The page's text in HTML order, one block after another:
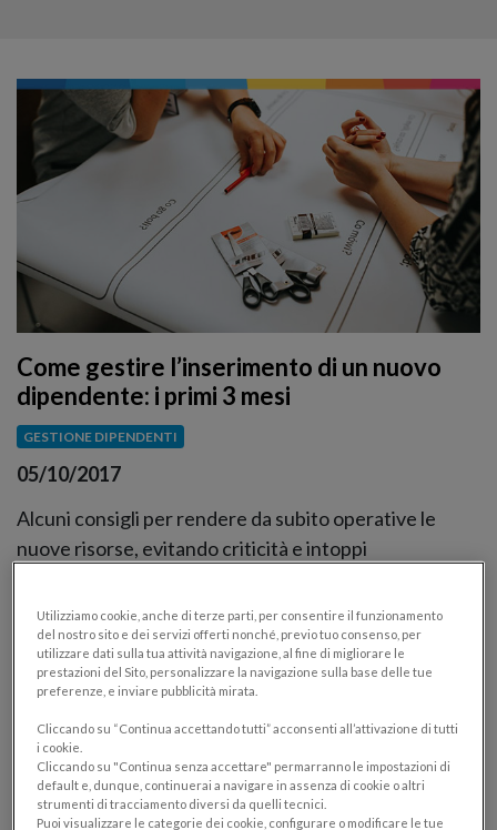
Come gestire l’inserimento di un nuovo
dipendente: i primi 3 mesi
GESTIONE DIPENDENTI
05/10/2017
Alcuni consigli per rendere da subito operative le
nuove risorse, evitando criticità e intoppi
Utilizziamo cookie, anche di terze parti, per consentire il funzionamento
del nostro sito e dei servizi offerti nonché, previo tuo consenso, per
utilizzare dati sulla tua attività navigazione, al fine di migliorare le
prestazioni del Sito, personalizzare la navigazione sulla base delle tue
preferenze, e inviare pubblicità mirata.
Cliccando su “Continua accettando tutti” acconsenti all’attivazione di tutti
i cookie.
Cliccando su "Continua senza accettare" permarranno le impostazioni di
default e, dunque, continuerai a navigare in assenza di cookie o altri
strumenti di tracciamento diversi da quelli tecnici.
Puoi visualizzare le categorie dei cookie, configurare o modificare le tue